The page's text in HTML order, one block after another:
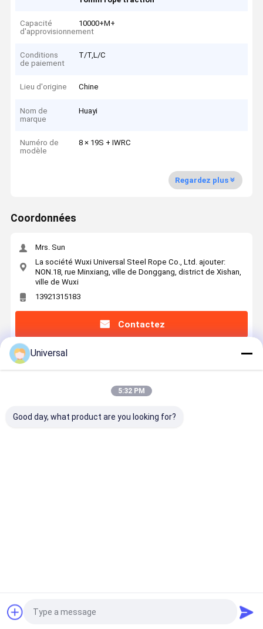
Capacité
d'approvisionnement
10000+M+
Conditions
de paiement
T/T,L/C
Lieu d'origine Chine
Nom de
marque
Huayi
Numéro de
modèle
8 × 19S + IWRC
Regardez plus
Coordonnées
Mrs. Sun
La société Wuxi Universal Steel Rope Co., Ltd. ajouter:
NON.18, rue Minxiang, ville de Donggang, district de Xishan,
ville de Wuxi
13921315183
Contactez
8×19S+IWRC Elevator Steel Rope 8 Strands
Qualité
2026 Wuxi Universal Steel Rope Co., Ltd. All Rights Reserved.
Universal
5:32 PM
Good day, what product are you looking for?